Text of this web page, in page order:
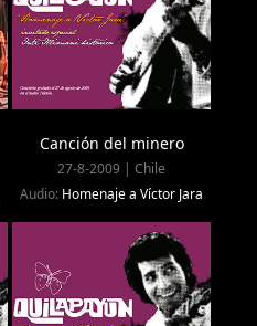
Canción del minero
27-8-2009 | Chile
Audio: Homenaje a Víctor Jara